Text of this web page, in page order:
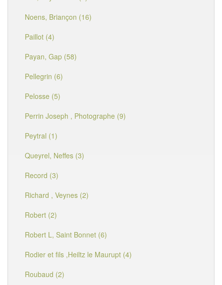
Noens, Briançon (16)
Paillot (4)
Payan, Gap (58)
Pellegrin (6)
Pelosse (5)
Perrin Joseph , Photographe (9)
Peytral (1)
Queyrel, Neffes (3)
Record (3)
Richard , Veynes (2)
Robert (2)
Robert L, Saint Bonnet (6)
Rodier et fils ,Heiltz le Maurupt (4)
Roubaud (2)